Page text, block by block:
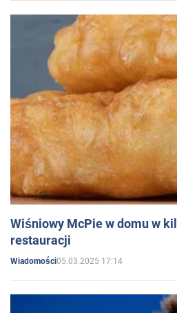
Wiśniowy McPie w domu w
restauracji
Wiadomości05.03.2025 17:14